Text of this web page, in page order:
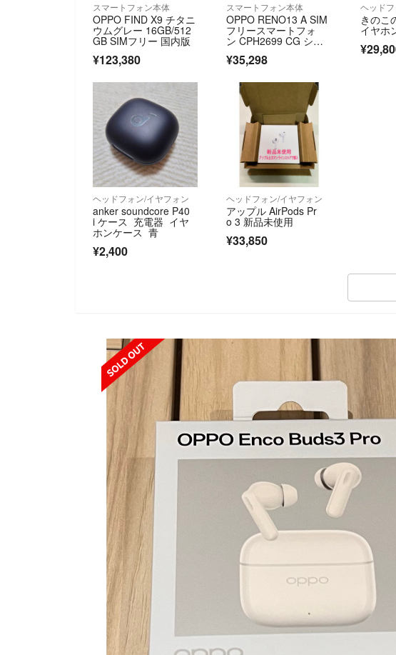
スマートフォン本体
OPPO FIND X9 チタニ
ウムグレー 16GB/512
GB SIMフリー 国内版
¥123,380
スマートフォン本体
OPPO RENO13 A SIM
フリースマートフォ
ン CPH2699 CG シュ
イビー
¥35,298
ヘッド
きのこ
イヤホ
ヘッドフォン/イヤフォン
anker soundcore P40
i ケース 充電器 イヤ
ホンケース 青
¥2,400
ヘッドフォン/イヤフォン
アップル AirPods Pr
o 3 新品未使用
¥33,850
SOLD OUT